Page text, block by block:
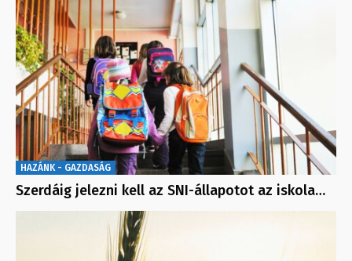
HAZÁNK - GAZDASÁG
Szerdáig jelezni kell az SNI-állapotot az iskola…